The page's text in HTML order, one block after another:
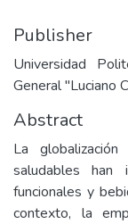
Publisher
Universidad
General "Luciano
Abstract
La
saludables han
funcionales y
contexto, la